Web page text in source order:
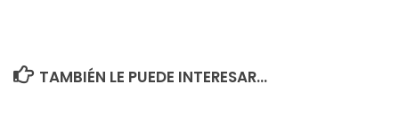
TAMBIÉN LE PUEDE INTERESAR...